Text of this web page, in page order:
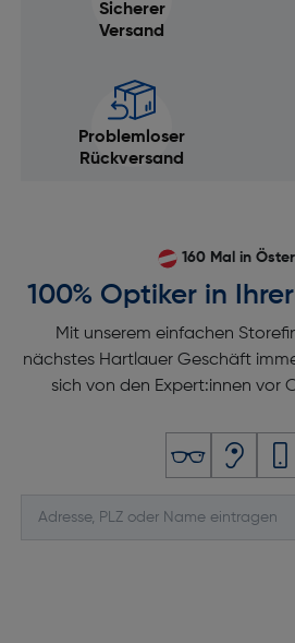
Sicherer
Versand
Problemloser
Rückversand
160 Mal in
100% Optiker in
Mit unserem einfachen
nächstes Hartlauer Geschäft
sich von den Expert:innen vor